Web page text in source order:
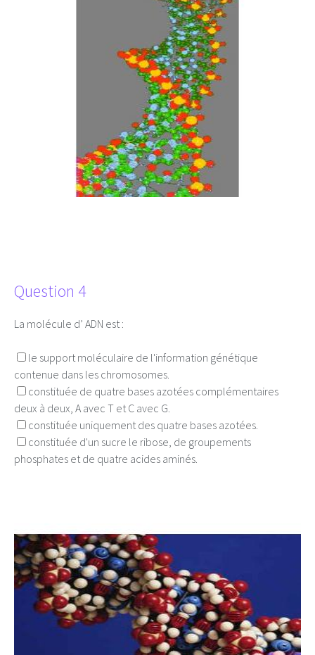
Question 4
La molécule d’ ADN est :
le support moléculaire de l'information génétique
contenue dans les chromosomes.
constituée de quatre bases azotées complémentaires
deux à deux, A avec T et C avec G.
constituée uniquement des quatre bases azotées.
constituée d'un sucre le ribose, de groupements
phosphates et de quatre acides aminés.